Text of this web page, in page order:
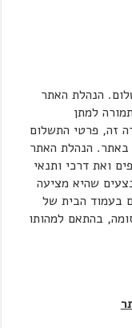
הנהלת האתר
למתן
זה, פרטי התשלום
באתר. הנהלת האתר
ואת דרכי ותנאי
שהיא מציעה
בעמוד הבית של
בהתאם למהותו